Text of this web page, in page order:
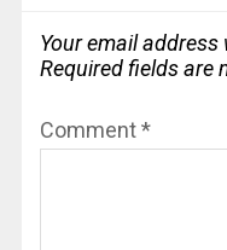
Your email
Required fields are
Comment*